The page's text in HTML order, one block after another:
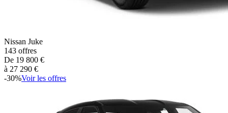
Nissan Juke
143 offres
De 19 800 €
à 27 290 €
-30%Voir les offres